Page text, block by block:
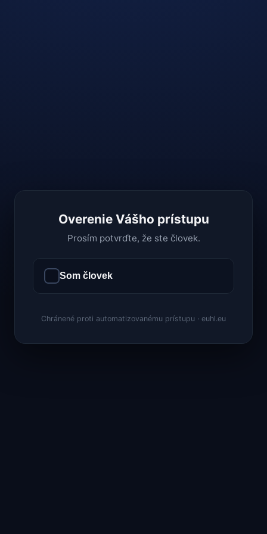
Overenie Vášho prístupu
Prosím potvrďte, že ste človek.
Som človek
Chránené proti automatizovanému prístupu · euhl.eu